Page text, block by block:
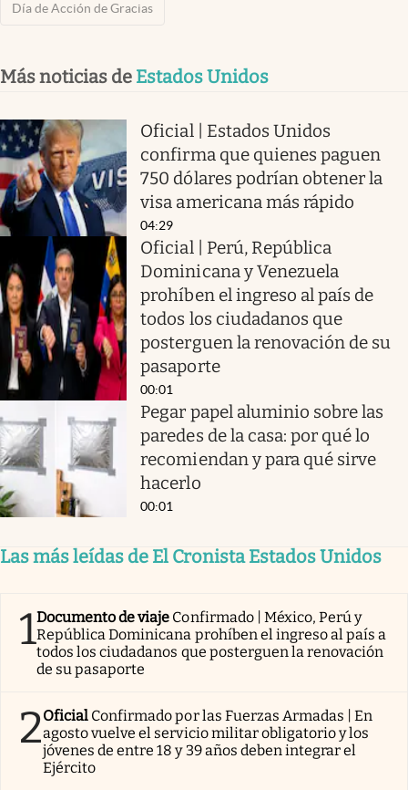
Día de Acción de Gracias
Más noticias de Estados Unidos
Oficial | Estados Unidos
confirma que quienes paguen
750 dólares podrían obtener la
visa americana más rápido
04:29
Oficial | Perú, República
Dominicana y Venezuela
prohíben el ingreso al país de
todos los ciudadanos que
posterguen la renovación de su
pasaporte
00:01
Pegar papel aluminio sobre las
paredes de la casa: por qué lo
recomiendan y para qué sirve
hacerlo
00:01
Las más leídas de El Cronista Estados Unidos
1Documento de viaje Confirmado | México, Perú y
República Dominicana prohíben el ingreso al país a
todos los ciudadanos que posterguen la renovación
de su pasaporte
2Oficial Confirmado por las Fuerzas Armadas | En
agosto vuelve el servicio militar obligatorio y los
jóvenes de entre 18 y 39 años deben integrar el
Ejército